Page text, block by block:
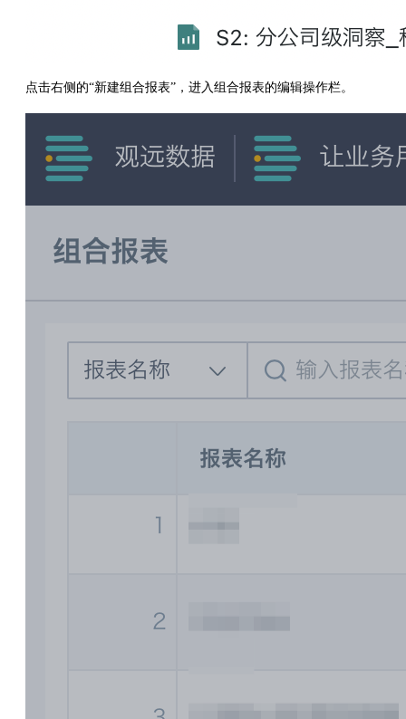
点击右侧的“新建组合报表”，进入组合报表的编辑操作栏。